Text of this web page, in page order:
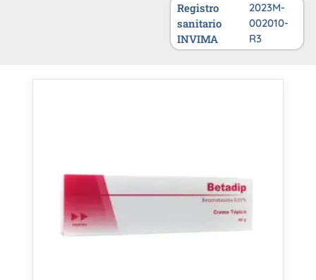
Registro
sanitario
INVIMA
2023M-
002010-
R3